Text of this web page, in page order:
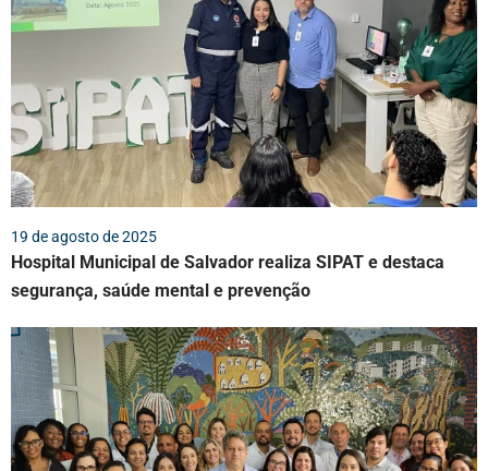
19 de agosto de 2025
Hospital Municipal de Salvador realiza SIPAT e destaca
segurança, saúde mental e prevenção